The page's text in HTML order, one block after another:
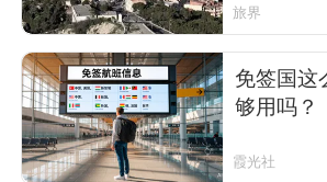
旅界
免签国这
够用吗？
霞光社